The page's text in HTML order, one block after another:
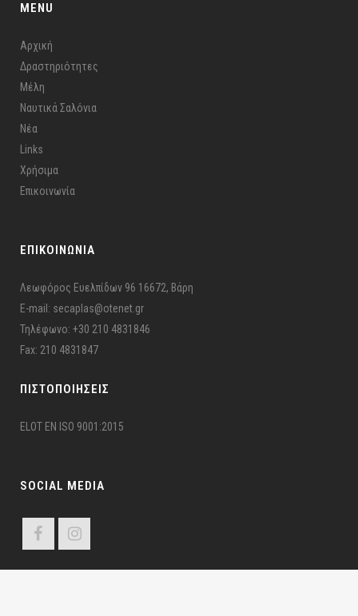
MENU
Αρχική
Δραστηριότητες
Μέλη
Ναυτικά Σαλόνια
Νέα
Links
Χρήσιμα
Επικοινωνία
ΕΠΙΚΟΙΝΩΝΙΑ
Λεωφόρος Ευελπίδων 96 16672, Βάρη
E-mail: secaplas@otenet.gr
Τηλέφωνο: +30 210 4831846
Fax: 210 4831847
ΠΙΣΤΟΠΟΙΉΣΕΙΣ
ELOT EN ISO 9001:2015
SOCIAL MEDIA